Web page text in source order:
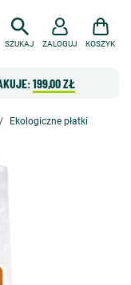
SZUKAJ
199,00 ZŁ
ZALOGUJ KOSZYK
Ekologiczne płatki